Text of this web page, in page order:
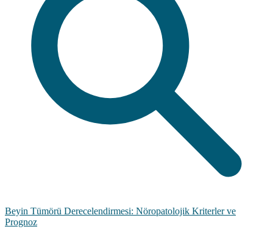
Beyin Tümörü Derecelendirmesi: Nöropatolojik Kriterler ve
Prognoz